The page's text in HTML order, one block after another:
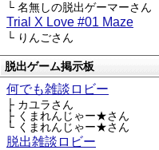
└ 名無しの脱出ゲーマーさん
Trial X Love #01 Maze
└ りんごさん
脱出ゲーム掲示板
何でも雑談ロビー
├ カユラさん
├ くまれんじゃー★さん
└ くまれんじゃー★さん
脱出雑談ロビー